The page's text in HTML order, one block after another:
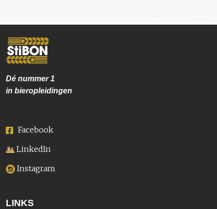
Dé nummer1
in bieropleidingen
Facebook
LinkedIn
Instagram
LINKS